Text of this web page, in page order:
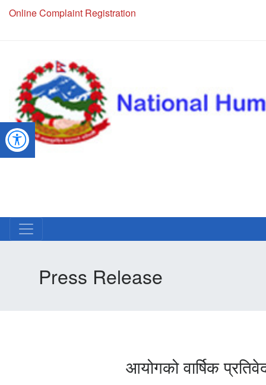
Online Complaint Registration
Press Release
आयोगको वार्षिक